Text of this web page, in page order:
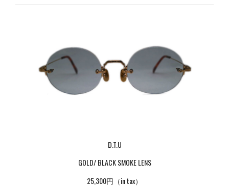
D.T.U
GOLD/ BLACK SMOKE LENS
25,300円（in tax）